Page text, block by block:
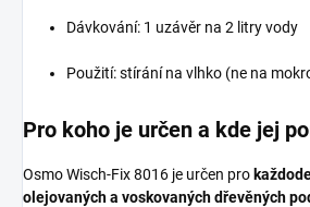
Dávkování: 1 uzávěr na 2 litry vody
Použití: stírání na vlhko (ne na
Pro koho je určen a kde jej
Osmo Wisch-Fix 8016 je určen pro
olejovaných a voskovaných dřevěných